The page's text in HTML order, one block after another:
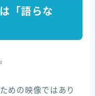
「語らな
めの映像ではあり